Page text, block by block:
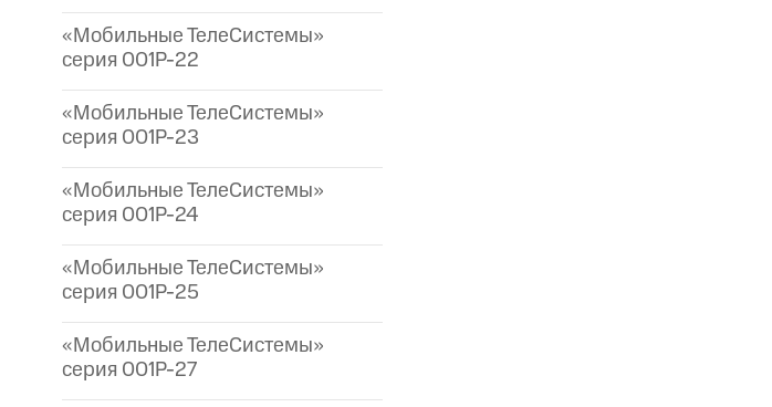
«Мобильные ТелеСистемы»
серия 001P-22
«Мобильные ТелеСистемы»
серия 001P-23
«Мобильные ТелеСистемы»
серия 001P-24
«Мобильные ТелеСистемы»
серия 001P-25
«Мобильные ТелеСистемы»
серия 001P-27